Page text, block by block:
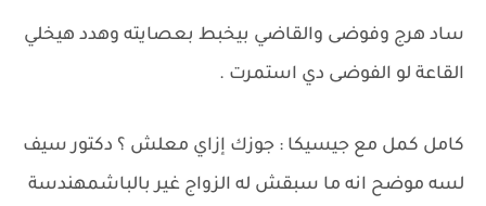
ساد هرج وفوضى والقاضي بيخبط بعصايته وهدد هيخلي
القاعة لو الفوضى دي استمرت .
كامل كمل مع جيسيكا : جوزك إزاي معلش ؟ دكتور سيف
لسه موضح انه ما سبقش له الزواج غير بالباشمهندسة